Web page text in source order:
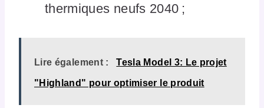
thermiques neufs 2040 ;
Lire également : Tesla Model 3: Le projet
"Highland" pour optimiser le produit